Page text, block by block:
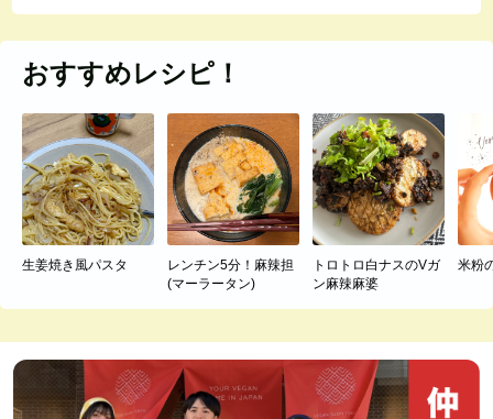
おすすめレシピ！
生姜焼き風パスタ
レンチン5分！麻辣担
(マーラータン)
トロトロ白ナスのVガ
ン麻辣麻婆
米粉